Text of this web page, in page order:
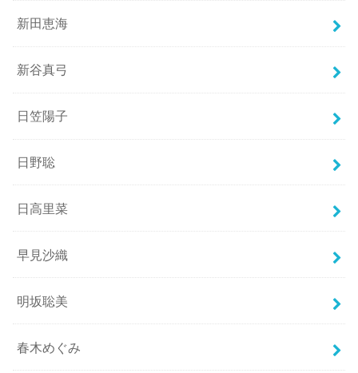
新田恵海
新谷真弓
日笠陽子
日野聡
日高里菜
早見沙織
明坂聡美
春木めぐみ